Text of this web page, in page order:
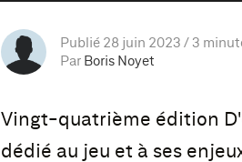
Publié 28 juin 2023
3
Par Boris Noyet
Vingt-quatrième édition
dédié au jeu et à ses